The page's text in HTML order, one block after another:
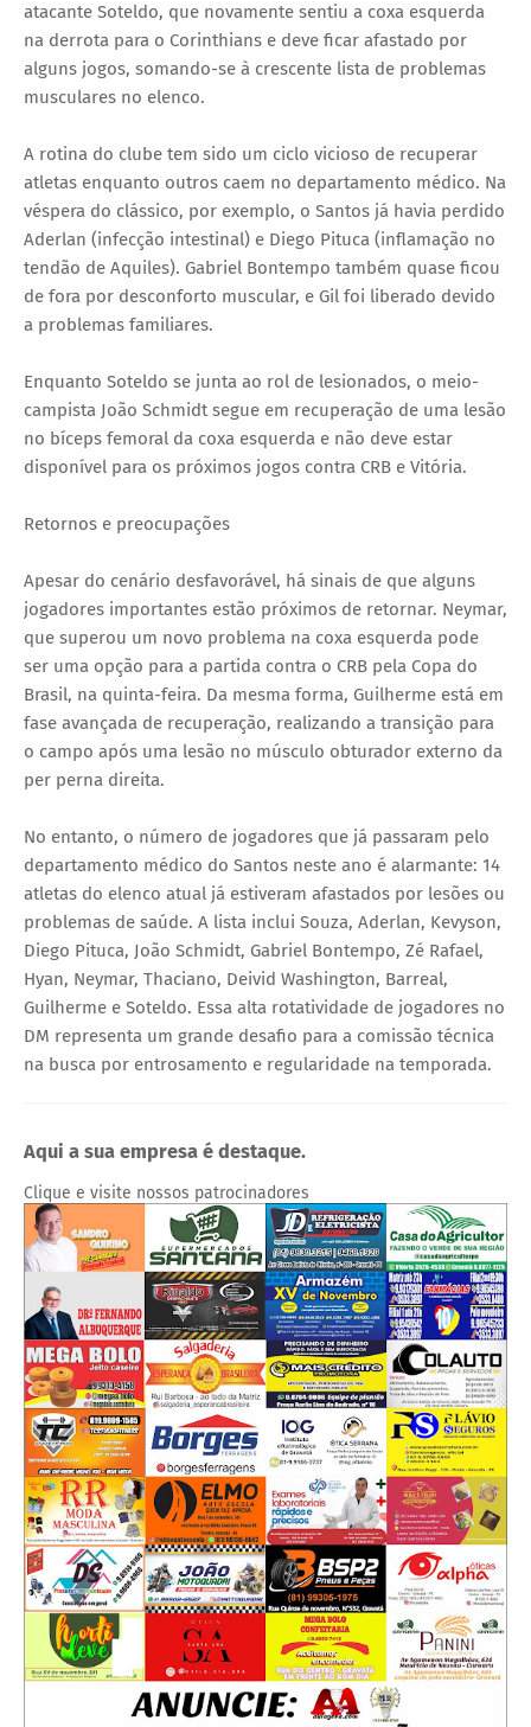
atacante Soteldo, que novamente sentiu a coxa esquerda
na derrota para o Corinthians e deve ficar afastado por
alguns jogos, somando-se à crescente lista de problemas
musculares no elenco.
A rotina do clube tem sido um ciclo vicioso de recuperar
atletas enquanto outros caem no departamento médico. Na
véspera do clássico, por exemplo, o Santos já havia perdido
Aderlan (infecção intestinal) e Diego Pituca (inflamação no
tendão de Aquiles). Gabriel Bontempo também quase ficou
de fora por desconforto muscular, e Gil foi liberado devido
a problemas familiares.
Enquanto Soteldo se junta ao rol de lesionados, o meio-
campista João Schmidt segue em recuperação de uma lesão
no bíceps femoral da coxa esquerda e não deve estar
disponível para os próximos jogos contra CRB e Vitória.
Retornos e preocupações
Apesar do cenário desfavorável, há sinais de que alguns
jogadores importantes estão próximos de retornar. Neymar,
que superou um novo problema na coxa esquerda pode
ser uma opção para a partida contra o CRB pela Copa do
Brasil, na quinta-feira. Da mesma forma, Guilherme está em
fase avançada de recuperação, realizando a transição para
o campo após uma lesão no músculo obturador externo da
per perna direita.
No entanto, o número de jogadores que já passaram pelo
departamento médico do Santos neste ano é alarmante: 14
atletas do elenco atual já estiveram afastados por lesões ou
problemas de saúde. A lista inclui Souza, Aderlan, Kevyson,
Diego Pituca, João Schmidt, Gabriel Bontempo, Zé Rafael,
Hyan, Neymar, Thaciano, Deivid Washington, Barreal,
Guilherme e Soteldo. Essa alta rotatividade de jogadores no
DM representa um grande desafio para a comissão técnica
na busca por entrosamento e regularidade na temporada.
Aqui a sua empresa é destaque.
Clique e visite nossos patrocinadores